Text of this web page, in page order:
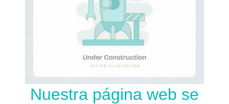
Nuestra página web se